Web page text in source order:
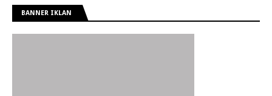
BANNER IKLAN